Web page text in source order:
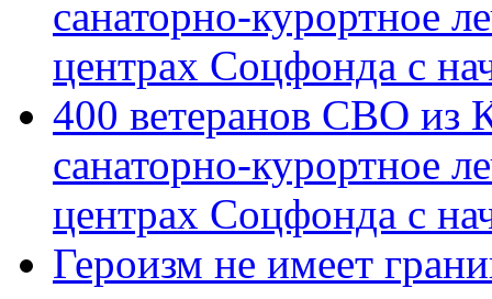
санаторно-курортное
центрах Соцфонда с
400 ветеранов СВО из
санаторно-курортное
центрах Соцфонда с
Героизм не имеет